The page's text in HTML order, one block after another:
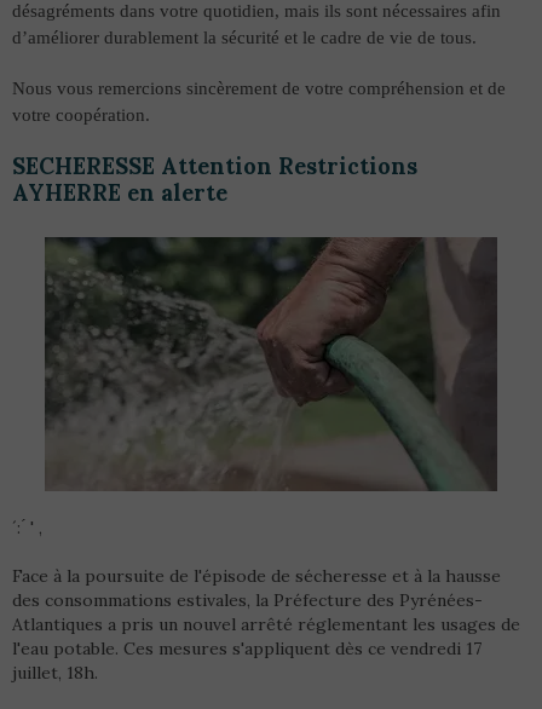
désagréments dans votre quotidien, mais ils sont nécessaires afin
d’améliorer durablement la sécurité et le cadre de vie de tous.
Nous vous remercions sincèrement de votre compréhension et de
votre coopération.
SECHERESSE Attention Restrictions
AYHERRE en alerte
́ : ́ ' ,
Face à la poursuite de l'épisode de sécheresse et à la hausse
des consommations estivales, la Préfecture des Pyrénées-
Atlantiques a pris un nouvel arrêté réglementant les usages de
l'eau potable. Ces mesures s'appliquent dès ce vendredi 17
juillet, 18h.